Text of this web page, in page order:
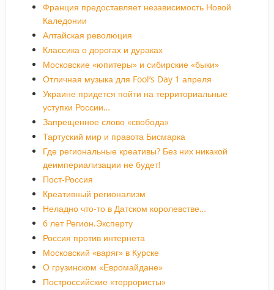
Франция предоставляет независимость Новой
Каледонии
Алтайская революция
Классика о дорогах и дураках
Московские «юпитеры» и сибирские «быки»
Отличная музыка для Fool’s Day 1 апреля
Украине придется пойти на территориальные
уступки России…
Запрещенное слово «свобода»
Тартуский мир и правота Бисмарка
Где региональные креативы? Без них никакой
деимпериализации не будет!
Пост-Россия
Креативный регионализм
Неладно что-то в Датском королевстве…
6 лет Регион.Эксперту
Россия против интернета
Московский «варяг» в Курске
О грузинском «Евромайдане»
Построссийские «террористы»